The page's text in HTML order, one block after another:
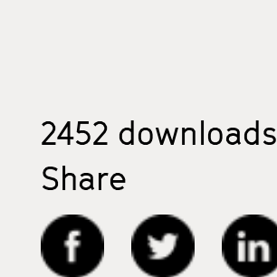
2452 downloads
Share